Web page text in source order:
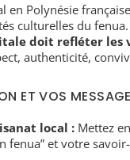
en Polynésie
culturelles du fenua.
doit refléter les
authenticité,
ET VOS
local : Mettez
fenua” et votre